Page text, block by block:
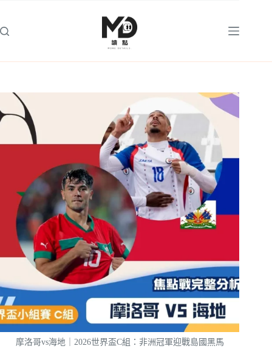
主
摩洛哥vs海地｜2026世界盃C組：非洲冠軍迎戰島國黑馬